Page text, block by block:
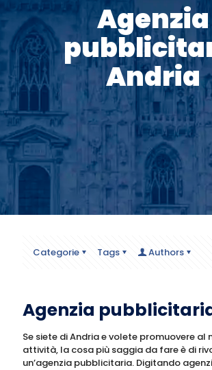
Agenzia
Andria
Categorie Tags Authors
Agenzia
Se siete di Andria e volete promuovere al
attività, la cosa più saggia da fare è di
un’agenzia pubblicitaria. Digitando